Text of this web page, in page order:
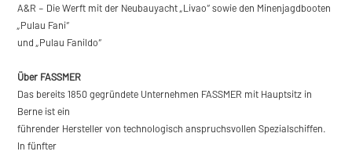
A&R – Die Werft mit der Neubauyacht „Livao“ sowie den Minenjagdbooten
„Pulau Fani“
und „Pulau Fanildo“
Über FASSMER
Das bereits 1850 gegründete Unternehmen FASSMER mit Hauptsitz in
Berne ist ein
führender Hersteller von technologisch anspruchsvollen Spezialschiffen.
In fünfter